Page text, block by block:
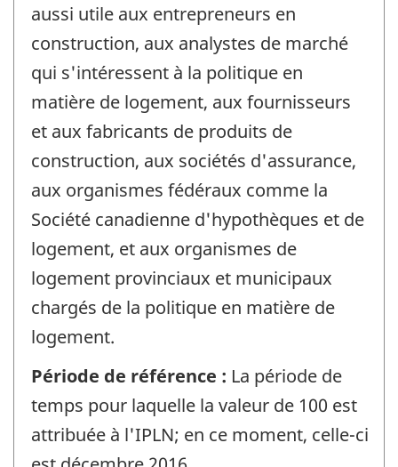
aussi utile aux entrepreneurs en
construction, aux analystes de marché
qui s'intéressent à la politique en
matière de logement, aux fournisseurs
et aux fabricants de produits de
construction, aux sociétés d'assurance,
aux organismes fédéraux comme la
Société canadienne d'hypothèques et de
logement, et aux organismes de
logement provinciaux et municipaux
chargés de la politique en matière de
logement.
Période de référence : La période de
temps pour laquelle la valeur de 100 est
attribuée à l'IPLN; en ce moment, celle-ci